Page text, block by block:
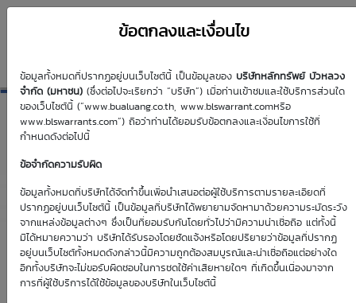
ข้อตกลงและเงื่อนไข
ข้อมูลทั้งหมดที่ปรากฏอยู่บนเว็บไซต์นี้ เป็นข้อมูลของ บริษัทหลักทรัพย์ บัวหลวง
จำกัด (มหาชน) (ซึ่งต่อไปจะเรียกว่า “บริษัท”) เมื่อท่านเข้าชมและใช้บริการส่วนใด
ของเว็บไซต์นี้ (“www.bualuang.co.th, www.blswarrant.comหรือ
www.blswarrants.com”) ถือว่าท่านได้ยอมรับข้อตกลงและเงื่อนไขการใช้ที่
กำหนดดังต่อไปนี้
ข้อจำกัดความรับผิด
ข้อมูลทั้งหมดที่บริษัทได้จัดทำขึ้นเพื่อนำเสนอต่อผู้ใช้บริการตามรายละเอียดที่
ปรากฏอยู่บนเว็บไซต์นี้ เป็นข้อมูลที่บริษัทได้พยายามจัดหามาด้วยความระมัดระวัง
จากแหล่งข้อมูลต่างๆ ซึ่งเป็นที่ยอมรับกันโดยทั่วไปว่ามีความน่าเชื่อถือ แต่ทั้งนี้
มิได้หมายความว่า บริษัทได้รับรองโดยชัดแจ้งหรือโดยปริยายว่าข้อมูลที่ปรากฏ
อยู่บนเว็บไซต์ทั้งหมดดังกล่าวนี้มีความถูกต้องสมบูรณ์และน่าเชื่อถือแต่อย่างใด
อีกทั้งบริษัทจะไม่ขอรับผิดชอบในการชดใช้ค่าเสียหายใดๆ ที่เกิดขึ้นเนื่องมาจาก
การที่ผู้ใช้บริการได้ใช้ข้อมูลของบริษัทในเว็บไซต์นี้
TU01C2612A
วันซื้อขายวันแรก
2 ก.ค. 2569
7 ส.ค. 2569
วันซื้อขายวันสุดท้าย
8 ธ.ค. 2569